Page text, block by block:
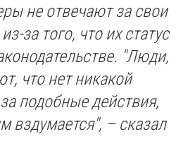
не отвечают за свои
за того, что их статус
"Люди,
что нет никакой
подобные действия,
вздумается", – сказал